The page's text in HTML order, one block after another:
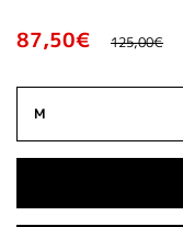
87,50€ 125,00€